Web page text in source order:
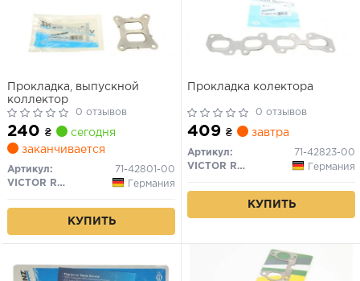
Прокладка, выпускной
коллектор
0 отзывов
240 ₴
сегодня
заканчивается
Артикул:
71-42801-00
VICTOR REINZ
Германия
КУПИТЬ
Прокладка колектора
0 отзывов
409 ₴ завтра
Артикул:
71-42823-00
VICTOR REINZ
Германия
КУПИТЬ